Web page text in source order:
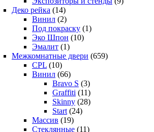
Деко рейка (14)
Винил (2)
Под покраску (1)
Эко Шпон (10)
Эмалит (1)
Межкомнатные двери (659)
CPL (10)
Винил (66)
Bravo S (3)
Graffiti (11)
Skinny (28)
Start (24)
Массив (19)
Стеклянные (11)